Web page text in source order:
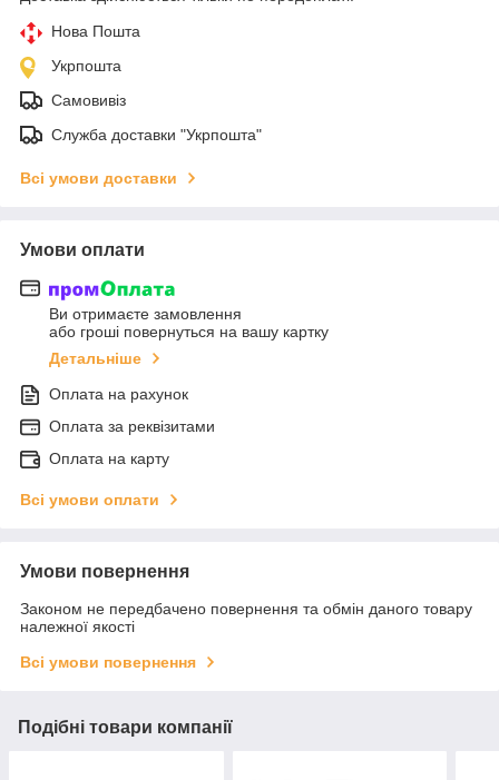
Нова Пошта
Укрпошта
Самовивіз
Служба доставки "Укрпошта"
Всі умови доставки
Умови оплати
Ви отримаєте замовлення
або гроші повернуться на вашу картку
Детальніше
Оплата на рахунок
Оплата за реквізитами
Оплата на карту
Всі умови оплати
Умови повернення
Законом не передбачено повернення та обмін даного товару
належної якості
Всі умови повернення
Подібні товари компанії